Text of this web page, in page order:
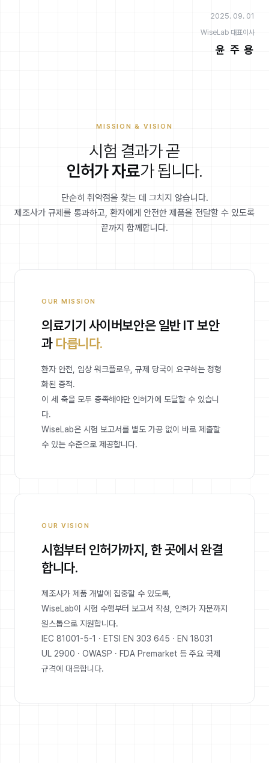
2025. 09. 01
WiseLab 대표이사
윤 주 용
MISSION & VISION
시험 결과가 곧
인허가 자료가 됩니다.
단순히 취약점을 찾는 데 그치지 않습니다.
제조사가 규제를 통과하고, 환자에게 안전한 제품을 전달할 수 있도록
끝까지 함께합니다.
OUR MISSION
의료기기 사이버보안은 일반 IT 보안
과다릅니다.
환자 안전, 임상 워크플로우, 규제 당국이 요구하는 정형
화된 증적.
이 세 축을 모두 충족해야만 인허가에 도달할 수 있습니
다.
WiseLab은 시험 보고서를 별도 가공 없이 바로 제출할
수 있는 수준으로 제공합니다.
OUR VISION
시험부터 인허가까지, 한 곳에서 완결
합니다.
제조사가 제품 개발에 집중할 수 있도록,
WiseLab이 시험 수행부터 보고서 작성, 인허가 자문까지
원스톱으로 지원합니다.
IEC 81001-5-1 · ETSI EN 303 645 · EN 18031
UL 2900 · OWASP · FDA Premarket 등 주요 국제
규격에 대응합니다.